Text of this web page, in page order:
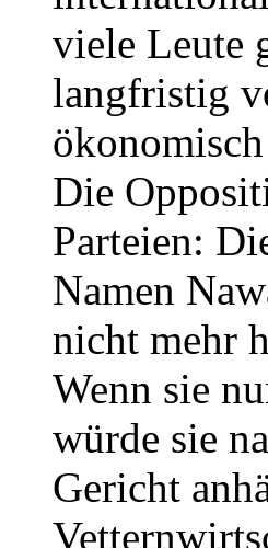
viele Leute
langfristig
Die
Parteien:
Namen
nicht mehr
Wenn sie
würde sie
Gericht